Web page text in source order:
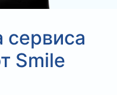
Smile